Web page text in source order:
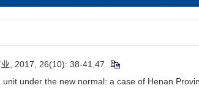
, 2017, 26(10): 38-41,47.
under the new normal: a case of Henan